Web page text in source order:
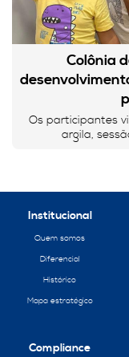
Colônia
Os participantes
argila,
Institucional
Quem somos
Diferencial
Histórico
Mapa estratégico
Compliance